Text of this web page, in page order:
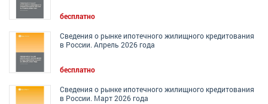
бесплатно
Сведения о рынке ипотечного жилищного кредитования
в России. Апрель 2026 года
бесплатно
Сведения о рынке ипотечного жилищного кредитования
в России. Март 2026 года